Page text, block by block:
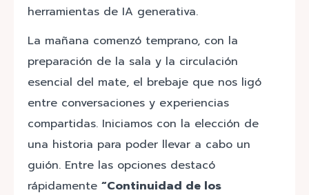
herramientas de IA generativa.
La mañana comenzó temprano, con la
preparación de la sala y la circulación
esencial del mate, el brebaje que nos ligó
entre conversaciones y experiencias
compartidas. Iniciamos con la elección de
una historia para poder llevar a cabo un
guión. Entre las opciones destacó
rápidamente “Continuidad de los